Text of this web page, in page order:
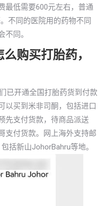
最低需要600元左右，普通
不同的医院用的药物不同
同。
购买打胎药，
已开通全国打胎药货到付款
以买到米非司酮，包括进口
先支付货款，待商品派送
支付货款。网上海外支持邮
括新山JohorBahru等地。